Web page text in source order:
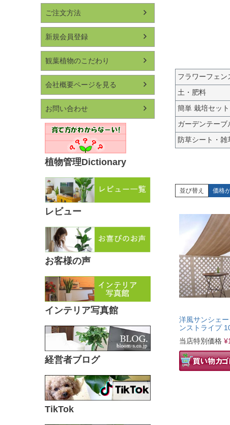
ご注文方法
新規会員登録
観葉植物のこだわり
会社概要ページを見る
お問い合わせ
植物管理Dictionary
レビュー
お客様の声
インテリア写真館
経営者ブログ
TikTok
フラワーフェン
土・肥料
簡単 栽培セット
ガーデンテーブ
防草シート・雑
並び替え 価格
洋風サンシェ
ンストライプ
当店特別価格 ¥